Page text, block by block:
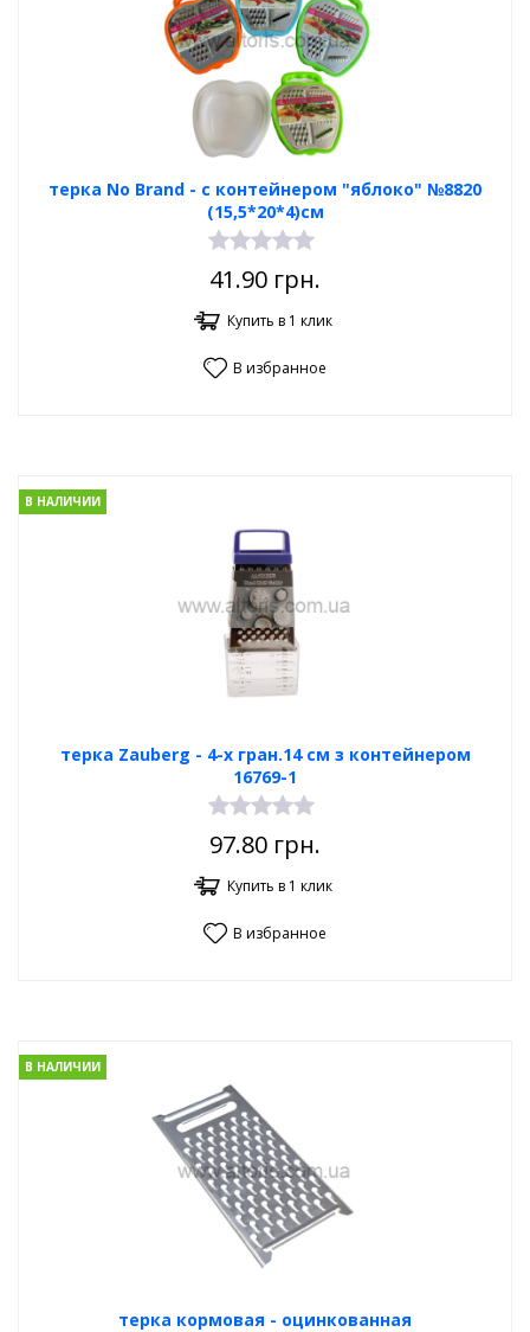
терка No Brand - с контейнером "яблоко" №8820
(15,5*20*4)см
41.90 грн.
Купить в 1 клик
В избранное
терка Zauberg - 4-х гран.14 см з контейнером
16769-1
В НАЛИЧИИ
97.80 грн.
Купить в 1 клик
В избранное
терка кормовая - оцинкованная
В НАЛИЧИИ